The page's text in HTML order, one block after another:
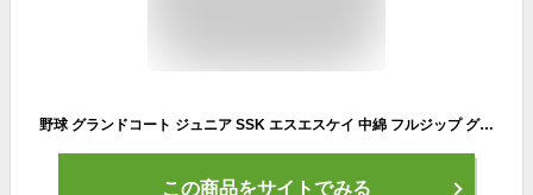
野球 グランドコート ジュニア SSK エスエスケイ 中綿 フルジップ グラウンドコート グラコン 防寒 冬用 アウター ジャケット BWG1008J 秋冬 防寒 防風 子ども用 ジャケット 軽量 高品質 練習用 大きいサイズ 秋冬 アウター着 部活動
この商品をサイトでみる